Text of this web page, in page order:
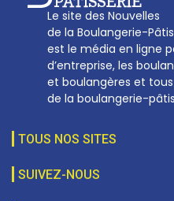
Le site des Nouvelles
de la Boulangerie-
est le média en ligne
d’entreprise, les
et boulangères et
de la boulangerie-
TOUS NOS SITES
SUIVEZ-NOUS